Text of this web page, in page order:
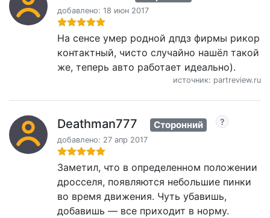
добавлено: 18 июн 2017
На сенсе умер родной дпдз фирмы рикор
контактный, чисто случайно нашёл такой
же, теперь авто работает идеально).
источник: partreview.ru
Deathman777 Сторонний
добавлено: 27 апр 2017
Заметил, что в определенном положении
дросселя, появляются небольшие пинки
во время движения. Чуть убавишь,
добавишь — все приходит в норму.